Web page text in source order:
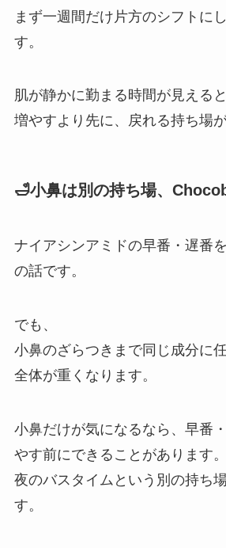
まず一週間だけ片方のシフトに
す。
肌が静かに勤まる時間が見えると
増やすより先に、戻れる持ち場が
🛁小鼻は別の持ち場、
ナイアシンアミドの早番・遅番
の話です。
でも、
小鼻のざらつきまで同じ成分に
全体が重くなります。
小鼻だけが気になるなら、早番
やす前にできることがあります。
夜のバスタイムという別の持ち
す。